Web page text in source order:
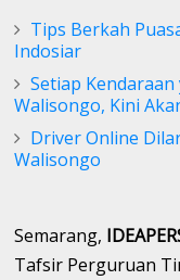
Tips Berkah
Indosiar
Setiap
Walisongo, Kini
Driver Online
Walisongo
Semarang,
Tafsir Perguruan